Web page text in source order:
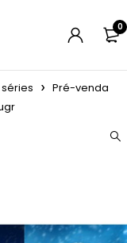
0
Pré-venda